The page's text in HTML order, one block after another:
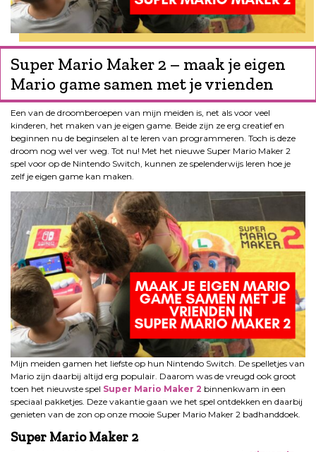
Super Mario Maker 2 – maak je eigen
Mario game samen met je vrienden
Een van de droomberoepen van mijn meiden is, net als voor veel
kinderen, het maken van je eigen game. Beide zijn ze erg creatief en
beginnen nu de beginselen al te leren van programmeren. Toch is deze
droom nog wel ver weg. Tot nu! Met het nieuwe Super Mario Maker 2
spel voor op de Nintendo Switch, kunnen ze spelenderwijs leren hoe je
zelf je eigen game kan maken.
Mijn meiden gamen het liefste op hun Nintendo Switch. De spelletjes van
Mario zijn daarbij altijd erg populair. Daarom was de vreugd ook groot
toen het nieuwste spel Super Mario Maker 2 binnenkwam in een
speciaal pakketjes. Deze vakantie gaan we het spel ontdekken en daarbij
genieten van de zon op onze mooie Super Mario Maker 2 badhanddoek.
Super Mario Maker 2